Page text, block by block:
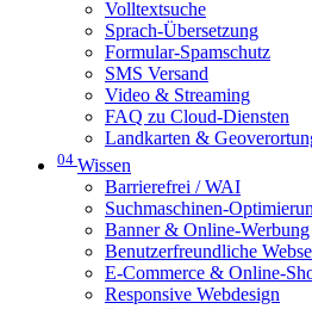
Volltextsuche
Sprach-Übersetzung
Formular-Spamschutz
SMS Versand
Video & Streaming
FAQ zu Cloud-Diensten
Landkarten &
04 Wissen
Barrierefrei / WAI
Suchmaschinen-
Banner & Online-Werbung
Benutzerfreundliche
E-Commerce & Online-
Responsive Webdesign